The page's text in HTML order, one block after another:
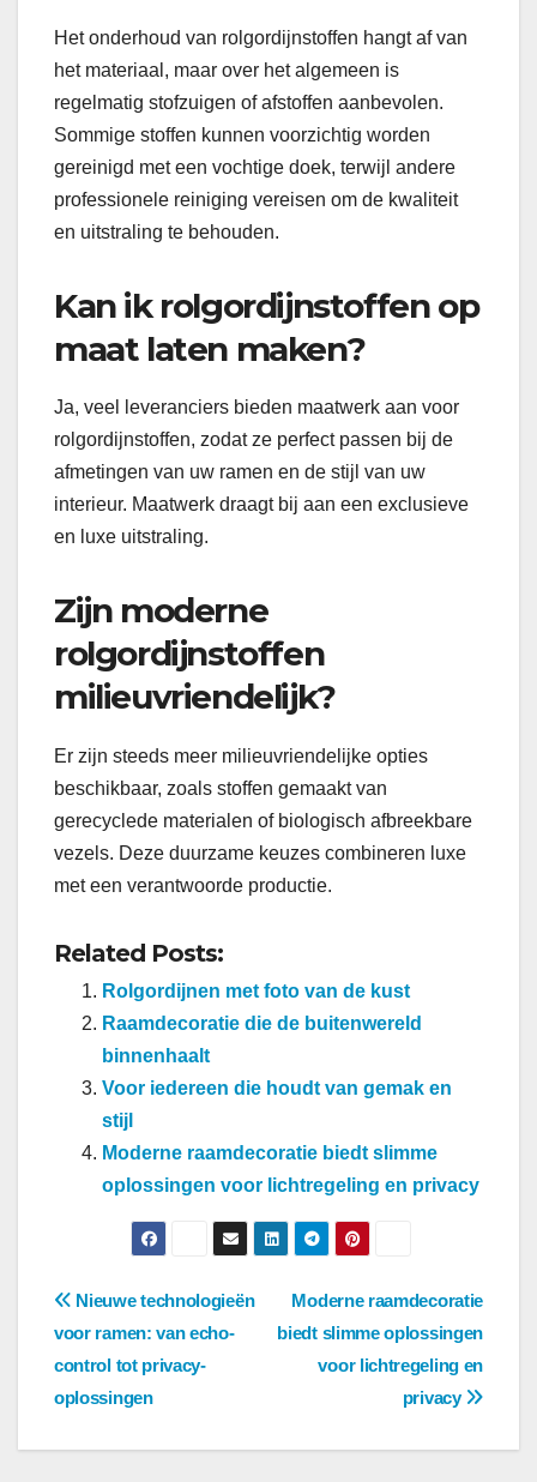
Het onderhoud van rolgordijnstoffen hangt af van
het materiaal, maar over het algemeen is
regelmatig stofzuigen of afstoffen aanbevolen.
Sommige stoffen kunnen voorzichtig worden
gereinigd met een vochtige doek, terwijl andere
professionele reiniging vereisen om de kwaliteit
en uitstraling te behouden.
Kan ik rolgordijnstoffen op
maat laten maken?
Ja, veel leveranciers bieden maatwerk aan voor
rolgordijnstoffen, zodat ze perfect passen bij de
afmetingen van uw ramen en de stijl van uw
interieur. Maatwerk draagt bij aan een exclusieve
en luxe uitstraling.
Zijn moderne
rolgordijnstoffen
milieuvriendelijk?
Er zijn steeds meer milieuvriendelijke opties
beschikbaar, zoals stoffen gemaakt van
gerecyclede materialen of biologisch afbreekbare
vezels. Deze duurzame keuzes combineren luxe
met een verantwoorde productie.
Related Posts:
Rolgordijnen met foto van de kust
Raamdecoratie die de buitenwereld
binnenhaalt
Voor iedereen die houdt van gemak en
stijl
Moderne raamdecoratie biedt slimme
oplossingen voor lichtregeling en privacy
BerichtnavigatieModerne raamdecoratie
biedt slimme oplossingen
voor lichtregeling en
privacy
Nieuwe technologieën
voor ramen: van echo-
control tot privacy-
oplossingen